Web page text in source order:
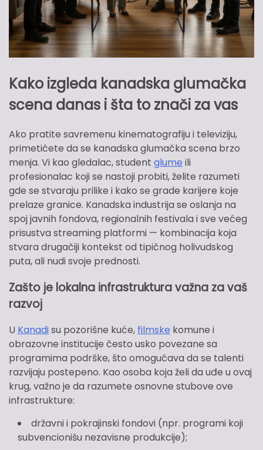
Kako izgleda kanadska glumačka
scena danas i šta to znači za vas
Ako pratite savremenu kinematografiju i televiziju,
primetićete da se kanadska glumačka scena brzo
menja. Vi kao gledalac, student glume ili
profesionalac koji se nastoji probiti, želite razumeti
gde se stvaraju prilike i kako se grade karijere koje
prelaze granice. Kanadska industrija se oslanja na
spoj javnih fondova, regionalnih festivala i sve većeg
prisustva streaming platformi — kombinacija koja
stvara drugačiji kontekst od tipičnog holivudskog
puta, ali nudi svoje prednosti.
Zašto je lokalna infrastruktura važna za vaš
razvoj
U Kanadisu pozorišne kuće, filmske komune i
obrazovne institucije često usko povezane sa
programima podrške, što omogućava da se talenti
razvijaju postepeno. Kao osoba koja želi da uđe u ovaj
krug, važno je da razumete osnovne stubove ove
infrastrukture:
državni i pokrajinski fondovi (npr. programi koji
subvencionišu nezavisne produkcije);